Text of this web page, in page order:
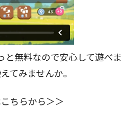
と無料なので安心して遊べま
てみませんか。
ちらから＞＞